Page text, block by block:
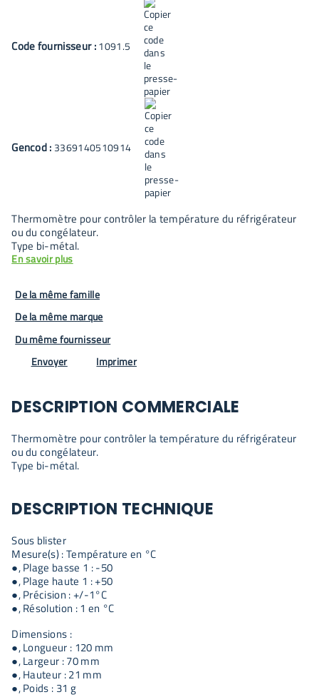
Code fournisseur :1091.5
Gencod : 3369140510914
Thermomètre pour contrôler la température du réfrigérateur
ou du congélateur.
Type bi-métal.
En savoir plus
De la même famille
De la même marque
Du même fournisseur
Envoyer
Imprimer
DESCRIPTION COMMERCIALE
Thermomètre pour contrôler la température du réfrigérateur
ou du congélateur.
Type bi-métal.
DESCRIPTION TECHNIQUE
Sous blister
Mesure(s) : Température en °C
●, Plage basse 1 : -50
●, Plage haute 1 : +50
●, Précision : +/-1°C
●, Résolution : 1 en °C
Dimensions :
●, Longueur : 120 mm
●, Largeur : 70 mm
●, Hauteur : 21 mm
●, Poids : 31 g